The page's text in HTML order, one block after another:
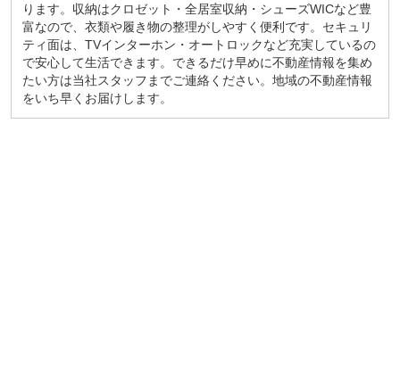
ります。収納はクロゼット・全居室収納・シューズWICなど豊
富なので、衣類や履き物の整理がしやすく便利です。セキュリ
ティ面は、TVインターホン・オートロックなど充実しているの
で安心して生活できます。できるだけ早めに不動産情報を集め
たい方は当社スタッフまでご連絡ください。地域の不動産情報
をいち早くお届けします。